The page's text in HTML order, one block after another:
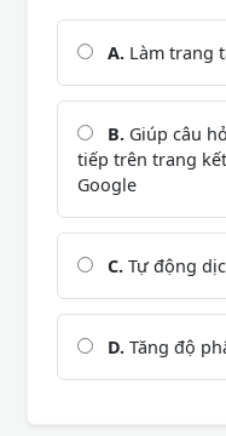
A. Làm trang
B. Giúp câu
tiếp trên trang kết
Google
C. Tự động
D. Tăng độ